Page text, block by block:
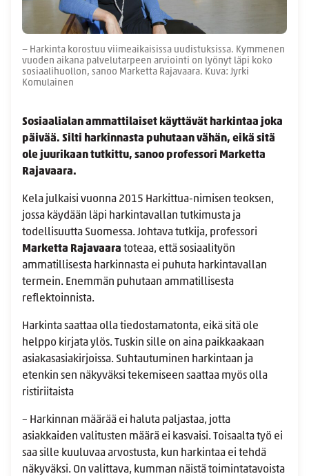
− Harkinta korostuu viimeaikaisissa uudistuksissa. Kymmenen
vuoden aikana palvelutarpeen arviointi on lyönyt läpi koko
sosiaalihuollon, sanoo Marketta Rajavaara. Kuva: Jyrki
Komulainen
Sosiaalialan ammattilaiset käyttävät harkintaa joka
päivää. Silti harkinnasta puhutaan vähän, eikä sitä
ole juurikaan tutkittu, sanoo professori Marketta
Rajavaara.
Kela julkaisi vuonna 2015 Harkittua-nimisen teoksen,
jossa käydään läpi harkintavallan tutkimusta ja
todellisuutta Suomessa. Johtava tutkija, professori
Marketta Rajavaara toteaa, että sosiaalityön
ammatillisesta harkinnasta ei puhuta harkintavallan
termein. Enemmän puhutaan ammatillisesta
reflektoinnista.
Harkinta saattaa olla tiedostamatonta, eikä sitä ole
helppo kirjata ylös. Tuskin sille on aina paikkaakaan
asiakasasiakirjoissa. Suhtautuminen harkintaan ja
etenkin sen näkyväksi tekemiseen saattaa myös olla
ristiriitaista
– Harkinnan määrää ei haluta paljastaa, jotta
asiakkaiden valitusten määrä ei kasvaisi. Toisaalta työ ei
saa sille kuuluvaa arvostusta, kun harkintaa ei tehdä
näkyväksi. On valittava, kumman näistä toimintatavoista